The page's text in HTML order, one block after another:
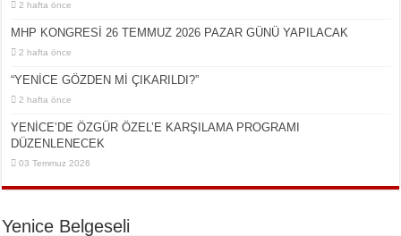
2 hafta önce
MHP KONGRESİ 26 TEMMUZ 2026 PAZAR GÜNÜ YAPILACAK
2 hafta önce
“YENİCE GÖZDEN Mİ ÇIKARILDI?”
2 hafta önce
YENİCE’DE ÖZGÜR ÖZEL’E KARŞILAMA PROGRAMI
DÜZENLENECEK
03 Temmuz 2026
Yenice Belgeseli